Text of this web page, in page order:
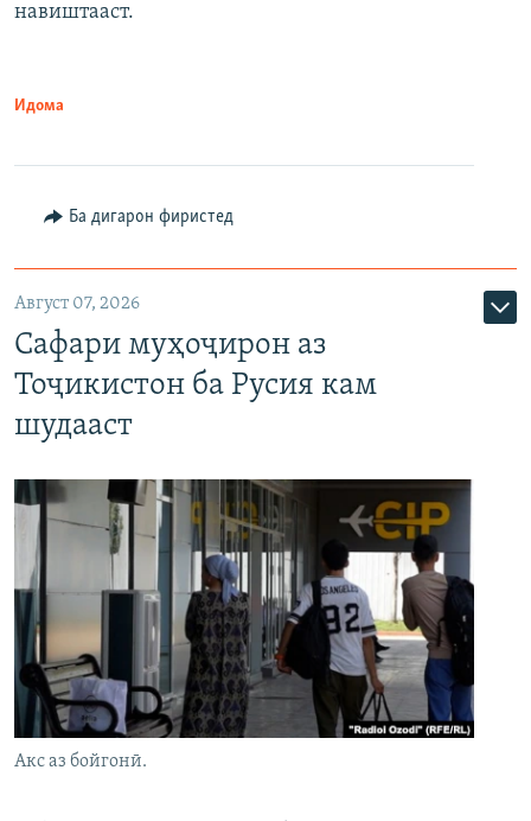
навиштааст.
Идома
Ба дигарон фиристед
Август 07, 2026
Сафари муҳоҷирон аз
Тоҷикистон ба Русия кам
шудааст
Акс аз бойгонӣ.